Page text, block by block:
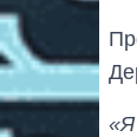
«Я